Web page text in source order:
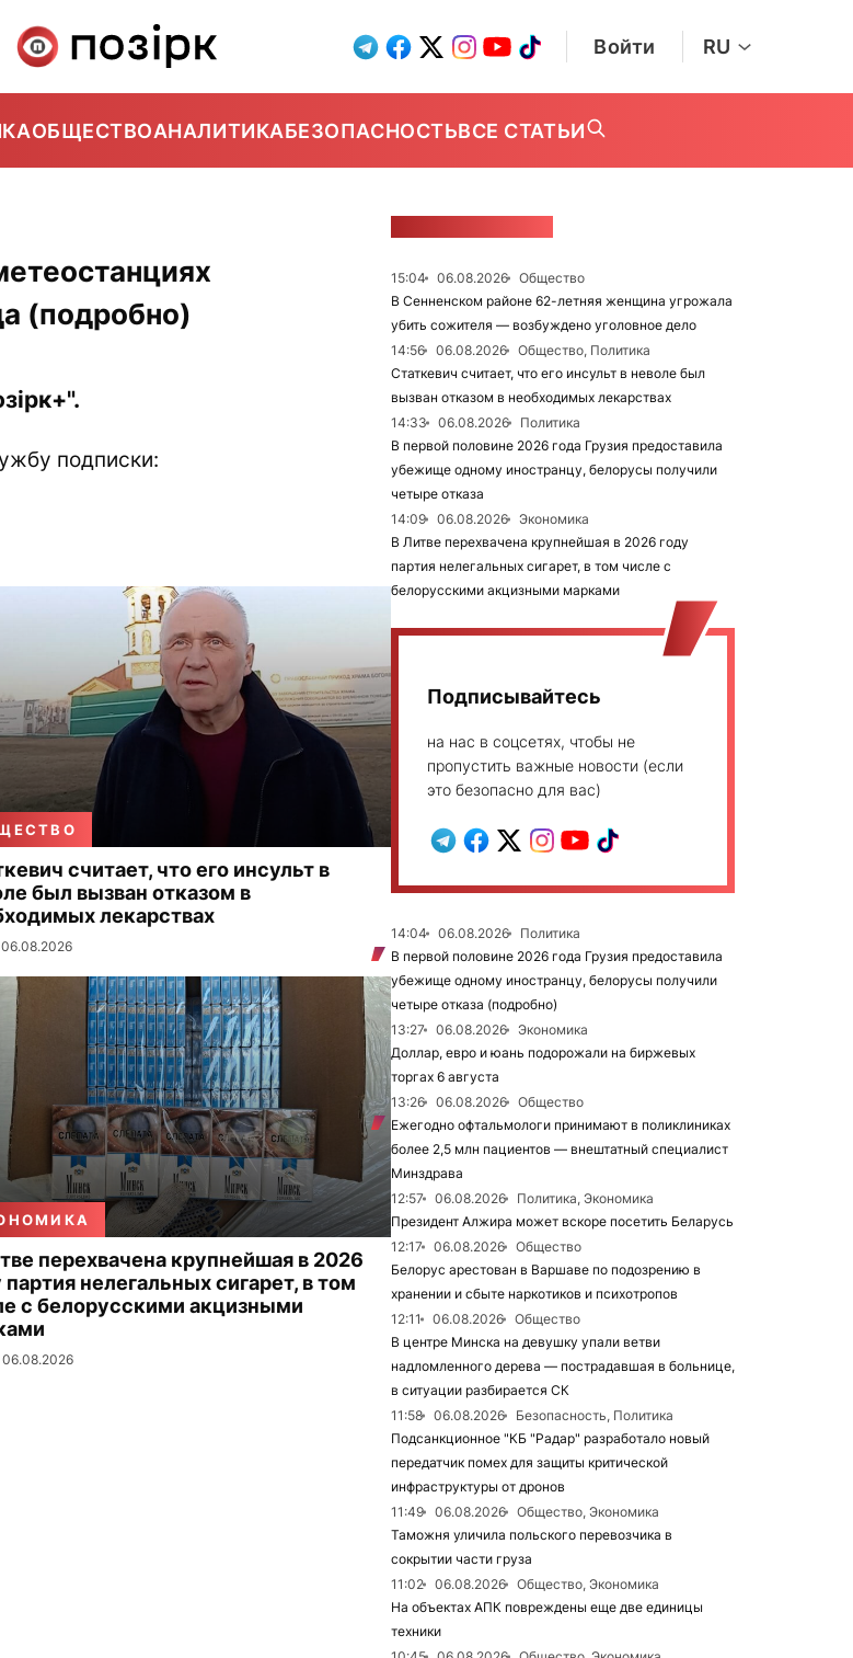
Войти RU
ОБЩЕСТВОАНАЛИТИКАБЕЗОПАСНОСТЬВСЕ СТАТЬИ
(подробно)
подписки:
считает, что его инсульт в
был вызван отказом в
лекарствах
06.08.2026
перехвачена крупнейшая в 2026
партия нелегальных сигарет, в том
с белорусскими акцизными
06.08.2026
15:04 06.08.2026
Общество
В Сенненском районе 62-летняя женщина угрожала
убить сожителя — возбуждено уголовное дело
14:56
06.08.2026
Общество, Политика
Статкевич считает, что его инсульт в неволе был
вызван отказом в необходимых лекарствах
14:33
06.08.2026
Политика
В первой половине 2026 года Грузия предоставила
убежище одному иностранцу, белорусы получили
четыре отказа
14:09
06.08.2026
Экономика
В Литве перехвачена крупнейшая в 2026 году
партия нелегальных сигарет, в том числе с
белорусскими акцизными марками
Подписывайтесь
на нас в соцсетях, чтобы не
пропустить важные новости (если
это безопасно для вас)
14:04 06.08.2026
Политика
В первой половине 2026 года Грузия предоставила
убежище одному иностранцу, белорусы получили
четыре отказа (подробно)
13:27
06.08.2026
Экономика
Доллар, евро и юань подорожали на биржевых
торгах 6 августа
13:26
06.08.2026
Общество
Ежегодно офтальмологи принимают в поликлиниках
более 2,5 млн пациентов — внештатный специалист
Минздрава
12:57
06.08.2026
Политика, Экономика
Президент Алжира может вскоре посетить Беларусь
12:17
06.08.2026
Общество
Белорус арестован в Варшаве по подозрению в
хранении и сбыте наркотиков и психотропов
12:11
06.08.2026
Общество
В центре Минска на девушку упали ветви
надломленного дерева — пострадавшая в больнице,
в ситуации разбирается СК
11:58
06.08.2026
Безопасность, Политика
Подсанкционное "КБ "Радар" разработало новый
передатчик помех для защиты критической
инфраструктуры от дронов
11:49
06.08.2026
Общество, Экономика
Таможня уличила польского перевозчика в
сокрытии части груза
11:02
06.08.2026
Общество, Экономика
На объектах АПК повреждены еще две единицы
техники